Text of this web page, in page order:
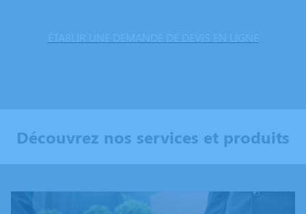
Découvrez nos services et produits